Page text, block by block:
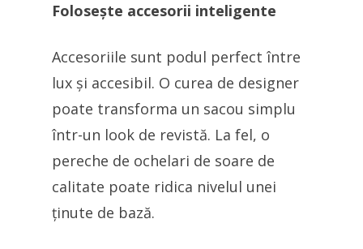
Folosește accesorii inteligente
Accesoriile sunt podul perfect între
lux și accesibil. O curea de designer
poate transforma un sacou simplu
într-un look de revistă. La fel, o
pereche de ochelari de soare de
calitate poate ridica nivelul unei
ținute de bază.